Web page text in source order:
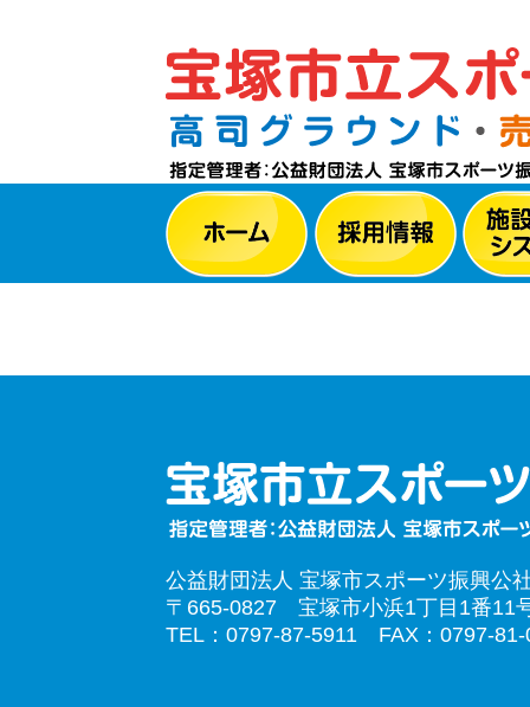
公益財団法人 宝塚市スポーツ振興公
〒665-0827 宝塚市小浜1丁目1番11
TEL：0797-87-5911 FAX：0797-81-